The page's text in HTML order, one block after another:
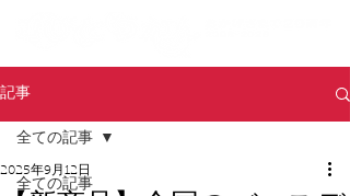
記事
全ての記事
全ての記事
2025年9月12日